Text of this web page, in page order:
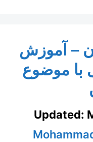
– آموزش
با موضوع
Updated: